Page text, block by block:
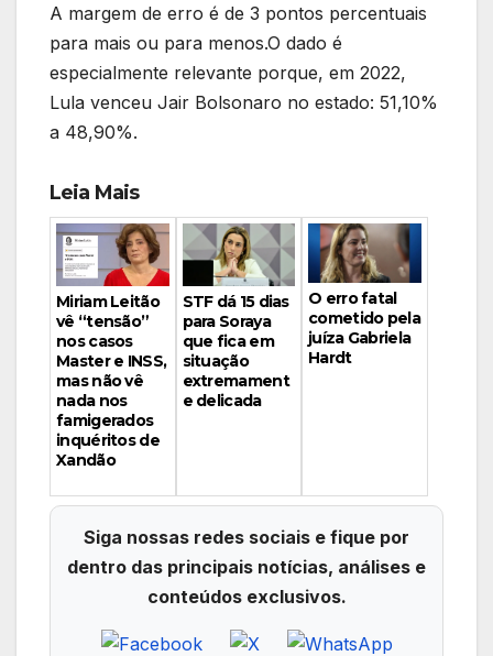
A margem de erro é de 3 pontos percentuais
para mais ou para menos.O dado é
especialmente relevante porque, em 2022,
Lula venceu Jair Bolsonaro no estado: 51,10%
a 48,90%.
Leia Mais
Miriam Leitão
vê “tensão”
nos casos
Master e INSS,
mas não vê
nada nos
famigerados
inquéritos de
Xandão
STF dá 15 dias
para Soraya
que fica em
situação
extremament
e delicada
O erro fatal
cometido pela
juíza Gabriela
Hardt
Siga nossas redes sociais e fique por
dentro das principais notícias, análises e
conteúdos exclusivos.